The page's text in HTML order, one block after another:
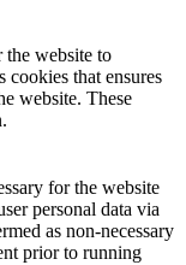
the website to
that ensures
website. These
for the website
personal data via
as non-necessary
prior to running